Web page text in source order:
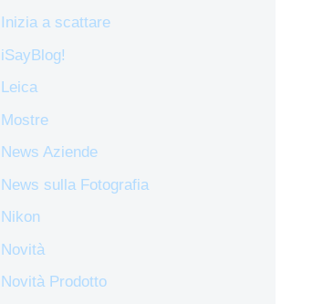
Inizia a scattare
iSayBlog!
Leica
Mostre
News Aziende
News sulla Fotografia
Nikon
Novità
Novità Prodotto